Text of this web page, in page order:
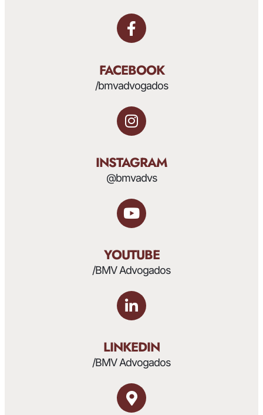
FACEBOOK
/bmvadvogados
INSTAGRAM
@bmvadvs
YOUTUBE
/BMV Advogados
LINKEDIN
/BMV Advogados